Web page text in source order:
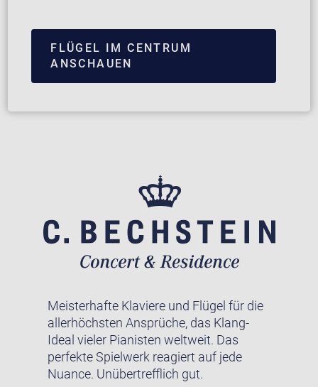
FLÜGEL IM CENTRUM
ANSCHAUEN
Meisterhafte Klaviere und Flügel für die
allerhöchsten Ansprüche, das Klang-
Ideal vieler Pianisten weltweit. Das
perfekte Spielwerk reagiert auf jede
Nuance. Unübertrefflich gut.